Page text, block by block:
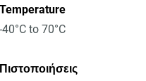
Temperature
-40°C to 70°C
Πιστοποιήσεις